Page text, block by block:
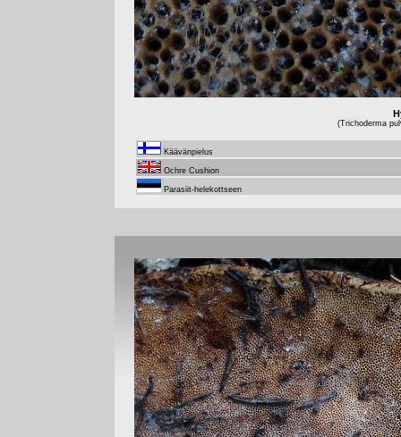
(Trichoderma
Käävänpielus
Ochre Cushion
Parasiit-helekottseen